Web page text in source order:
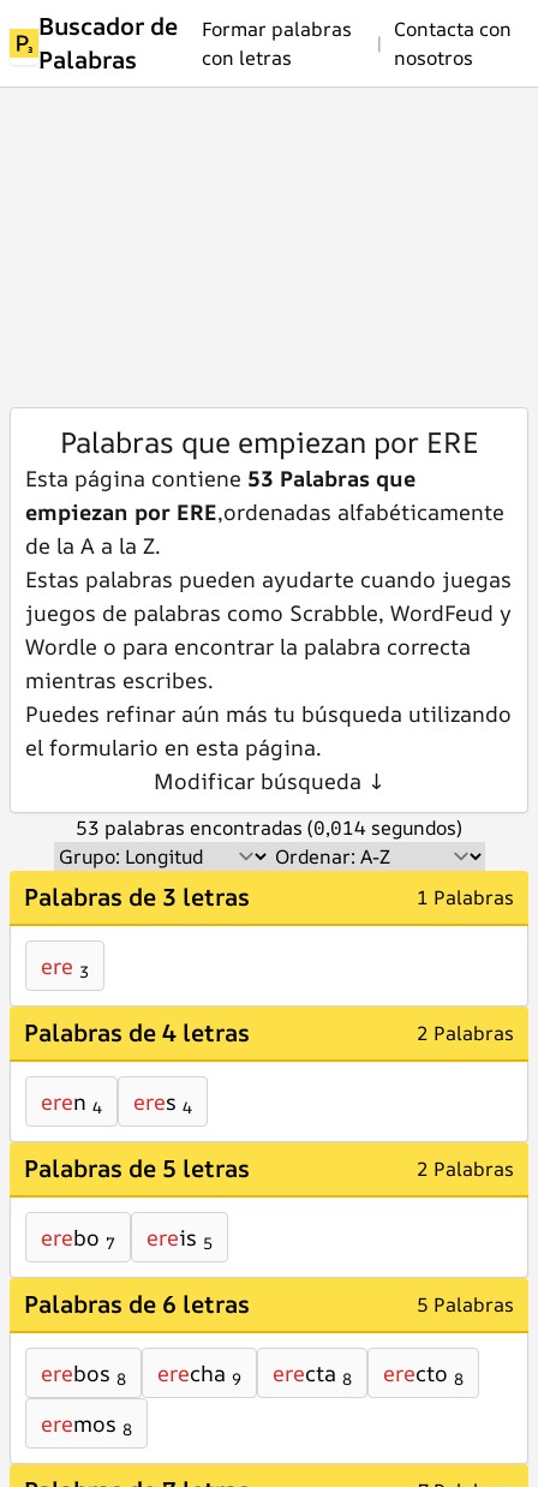
Buscador de
Palabras
Formar palabras
con letras
|
Contacta con
nosotros
Palabras que empiezan por ERE
Esta página contiene 53 Palabras que
empiezan por ERE,ordenadas alfabéticamente
de la A a la Z.
Estas palabras pueden ayudarte cuando juegas
juegos de palabras como Scrabble, WordFeud y
Wordle o para encontrar la palabra correcta
mientras escribes.
Puedes refinar aún más tu búsqueda utilizando
el formulario en esta página.
Modificar búsqueda ↓
53 palabras encontradas (0,014 segundos)
Palabras de 3 letras 1 Palabras
ere 3
Palabras de 4 letras 2 Palabras
eren 4 eres 4
Palabras de 5 letras 2 Palabras
erebo 7 ereis 5
Palabras de 6 letras 5 Palabras
erebos 8 erecha 9 erecta 8 erecto 8
eremos 8